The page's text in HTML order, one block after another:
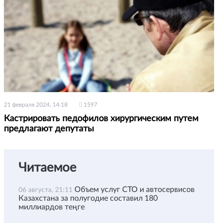
21 февраля 2024, 14:18 1597
Кастрировать педофилов хирургическим путем
предлагают депутаты
Читаемое
06 августа, 21:11 Объем услуг СТО и автосервисов
Казахстана за полугодие составил 180
миллиардов теңге